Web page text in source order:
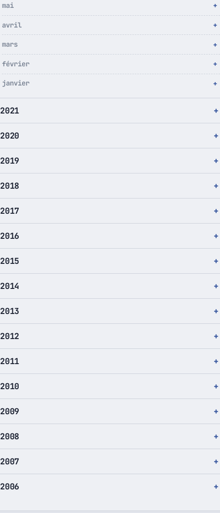
mai
avril
mars
février
janvier
2021
2020
2019
2018
2017
2016
2015
2014
2013
2012
2011
2010
2009
2008
2007
2006